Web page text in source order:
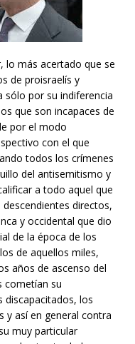
lo más acertado que se
de proisraelís y
sólo por su indiferencia
que son incapaces de
por el modo
con el que
todos los crímenes
del antisemitismo y
a todo aquel que
directos,
y occidental que dio
de la época de los
de aquellos miles,
años de ascenso del
cometían su
discapacitados, los
y así en general contra
muy particular